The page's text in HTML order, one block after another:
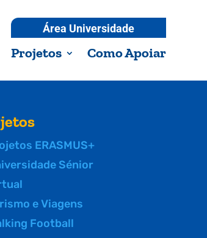
Área Universidade
Projetos Como Apoiar
ERASMUS+
Sénior
e Viagens
Football